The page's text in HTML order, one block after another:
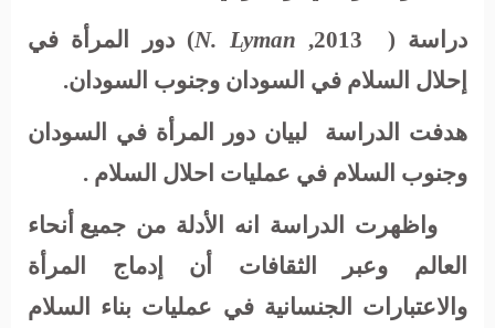
دراسة (
,2013
N. Lyman
) دور المرأة في
إحلال السلام في السودان وجنوب السودان.
هدفت الدراسة
لبيان دور المرأة في السودان
وجنوب السلام في عمليات احلال السلام .
واظهرت الدراسة انه الأدلة من جميع أنحاء
العالم
وعبر الثقافات أن إدماج
المرأة
والاعتبارات
الجنسانية في عمليات بناء
السلام